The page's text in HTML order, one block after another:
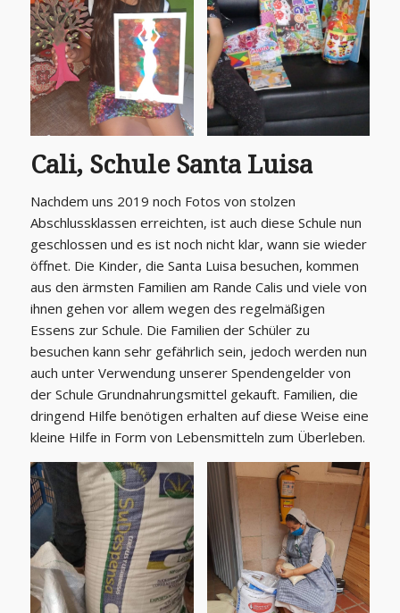
Cali, Schule Santa Luisa
Nachdem uns 2019 noch Fotos von stolzen
Abschlussklassen erreichten, ist auch diese Schule nun
geschlossen und es ist noch nicht klar, wann sie wieder
öffnet. Die Kinder, die Santa Luisa besuchen, kommen
aus den ärmsten Familien am Rande Calis und viele von
ihnen gehen vor allem wegen des regelmäßigen
Essens zur Schule. Die Familien der Schüler zu
besuchen kann sehr gefährlich sein, jedoch werden nun
auch unter Verwendung unserer Spendengelder von
der Schule Grundnahrungsmittel gekauft. Familien, die
dringend Hilfe benötigen erhalten auf diese Weise eine
kleine Hilfe in Form von Lebensmitteln zum Überleben.